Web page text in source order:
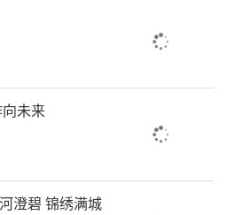
隐患警示片。考核巡查
安委会有关成员单位负
未来
澄碧 锦绣满城